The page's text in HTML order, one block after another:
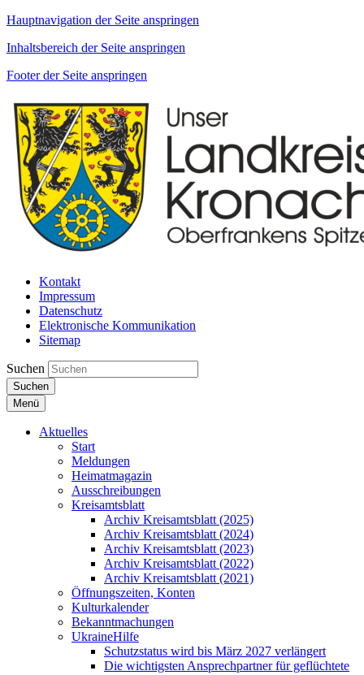
Hauptnavigation der Seite anspringen
Inhaltsbereich der Seite anspringen
Footer der Seite anspringen
Kontakt
Impressum
Datenschutz
Elektronische Kommunikation
Sitemap
Suchen
Suchen
Menü
Aktuelles
Start
Meldungen
Heimatmagazin
Ausschreibungen
Kreisamtsblatt
Archiv Kreisamtsblatt (2025)
Archiv Kreisamtsblatt (2024)
Archiv Kreisamtsblatt (2023)
Archiv Kreisamtsblatt (2022)
Archiv Kreisamtsblatt (2021)
Öffnungszeiten, Konten
Kulturkalender
Bekanntmachungen
UkraineHilfe
Schutzstatus wird bis März 2027 verlängert
Die wichtigsten Ansprechpartner für geflüchtete